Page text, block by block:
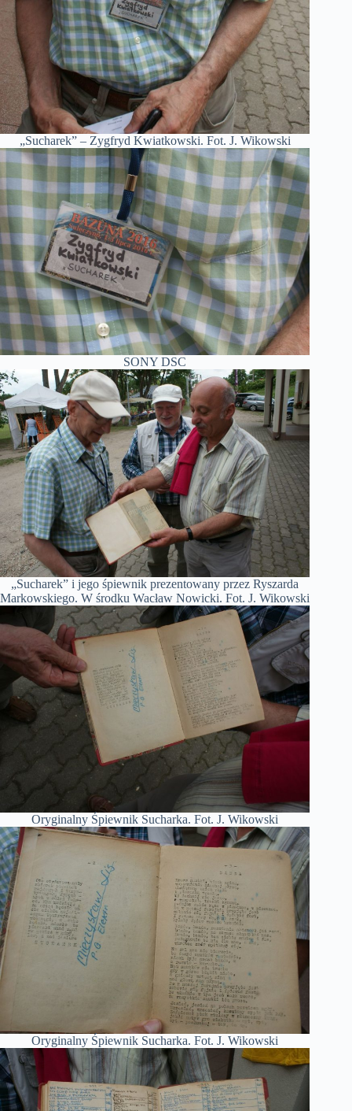
„Sucharek” – Zygfryd Kwiatkowski. Fot. J. Wikowski
SONY DSC
„Sucharek” i jego śpiewnik prezentowany przez Ryszarda
Markowskiego. W środku Wacław Nowicki. Fot. J. Wikowski
Oryginalny Śpiewnik Sucharka. Fot. J. Wikowski
Oryginalny Śpiewnik Sucharka. Fot. J. Wikowski